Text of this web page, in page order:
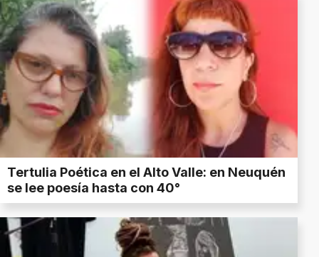
Tertulia Poética en el Alto Valle: en Neuquén
se lee poesía hasta con 40°